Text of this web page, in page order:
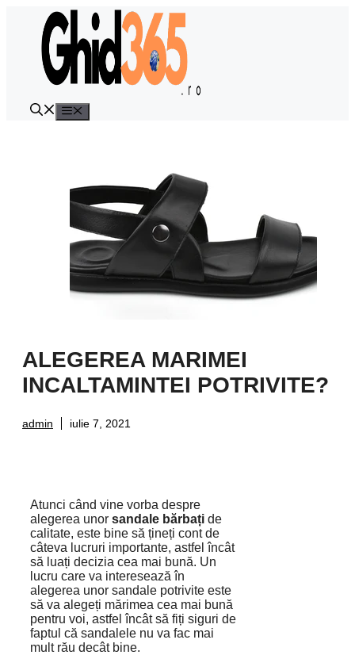
conținut
ALEGEREA MARIMEI
INCALTAMINTEI POTRIVITE?
admin iulie 7, 2021
Atunci când vine vorba despre
alegerea unor sandale bărbați de
calitate, este bine să țineți cont de
câteva lucruri importante, astfel încât
să luați decizia cea mai bună. Un
lucru care va interesează în
alegerea unor sandale potrivite este
să va alegeți mărimea cea mai bună
pentru voi, astfel încât să fiți siguri de
faptul că sandalele nu va fac mai
mult rău decât bine.